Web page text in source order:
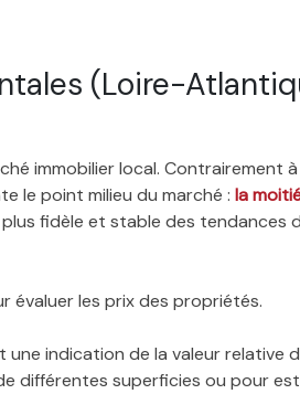
(Loire-
immobilier local. Contrairement
le point milieu du marché : la
fidèle et stable des tendances
évaluer les prix des propriétés.
indication de la valeur relative
différentes superficies ou pour